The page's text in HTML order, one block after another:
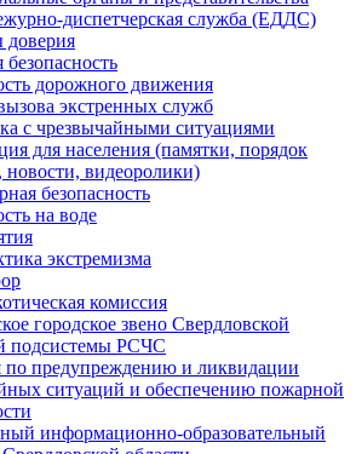
диспетчерская служба (ЕДДС)
доверия
дорожного движения
экстренных служб
с чрезвычайными ситуациями
для населения (памятки, порядок
новости, видеоролики)
безопасность
на воде
экстремизма
комиссия
городское звено Свердловской
подсистемы РСЧС
по предупреждению и ликвидации
ситуаций и обеспечению пожарной
информационно-образовательный